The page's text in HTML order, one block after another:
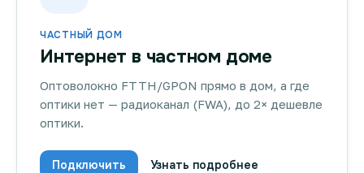
ЧАСТНЫЙ ДОМ
Интернет в частном доме
Оптоволокно FTTH/GPON прямо в дом, а где
оптики нет — радиоканал (FWA), до 2× дешевле
оптики.
Подключить Узнать подробнее